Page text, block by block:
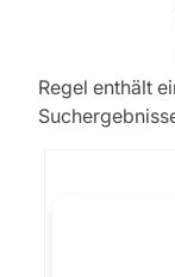
Regel enthält